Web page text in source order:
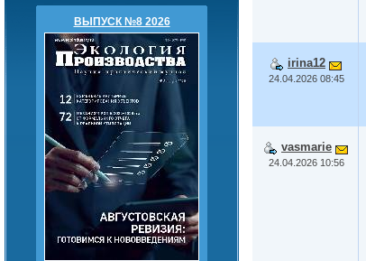
ВЫПУСК №8 2026
irina12
24.04.2026 08:45
vasmarie
24.04.2026 10:56